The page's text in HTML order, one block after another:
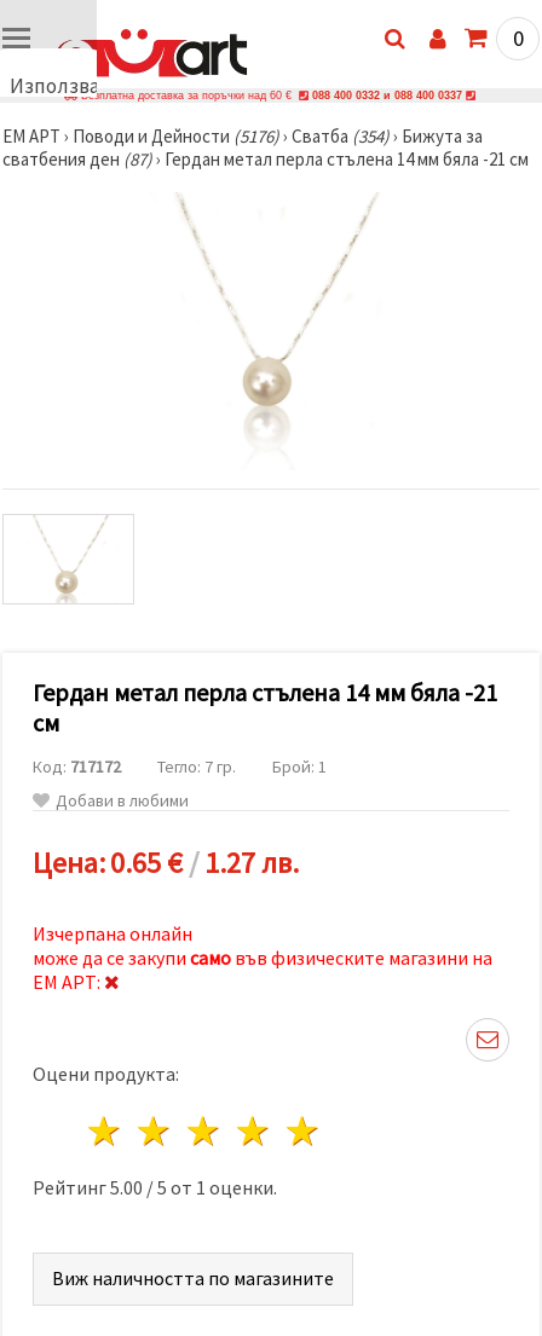
Използваме
🍪
Използваме
да
показваме
релевантно
съдържание
и реклами,
включително
за анализ
маркетинг.
съгласиш
всички
"бисквитки"
"Приеми
или да
посочиш
като
избереш
бутона
"Запази"
всички
0
Безплатна доставка за поръчки над 60 € 088 400 0332 и 088 400 0337
ЕМ АРТ › Поводи и Дейности (5176)› Сватба (354)› Бижута за
сватбения ден (87)› Гердан метал перла стълена 14 мм бяла -21 см
Гердан метал перла стълена 14 мм бяла -21
см
Код: 717172 Тегло: 7 гр.
Брой: 1
Добави в любими
Цена:0.65 €/1.27 лв.
Изчерпана онлайн
може да се закупи само във физическите магазини на
ЕМ АРТ:
Оцени продукта:
4 звезди
3 звезди
2 звезди
1 звезда
Рейтинг5.00 /5 от 1 оценки.
Виж наличността по магазините